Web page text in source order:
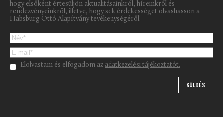
hogy elsőként értesüljön aktualitásainkról, híreinkről és
rendezvényeinkről, illetve, hogy sok érdekességet olvashasson a
Habsburg Ottó Alapítvány tevékenységéről!
Please leave this field empty.
Elolvastam és elfogadom az adatkezelési tájékoztatót.